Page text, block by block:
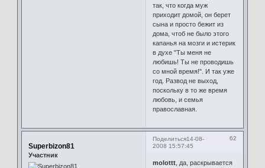
так, что когда муж
приходит домой, он берет
сына и просто бежит из
дома, чтоб не было этого
капанья на мозги и истерик
в духе "Ты меня не
любишь! Ты не проводишь
со мной время!". И так уже
год. Развод не выход,
поскольку в то же время
любовь, и семья
православная.
Поделиться 62
14-08-
2008 15:57:45
Superbizon81
Участник
molottt, да, раскрывается